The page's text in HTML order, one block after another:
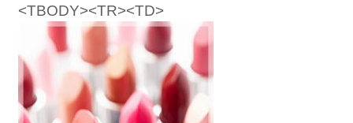
<TBODY><TR><TD>